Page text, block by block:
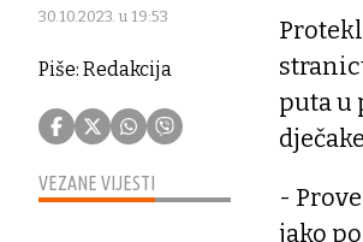
30.10.2023. u 19:53
Piše: Redakcija
VEZANE VIJESTI
puta u
-
jako